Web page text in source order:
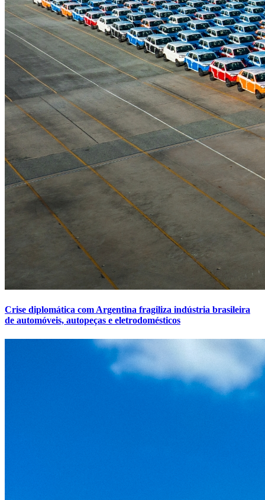
Crise diplomática com Argentina fragiliza indústria brasileira
de automóveis, autopeças e eletrodomésticos